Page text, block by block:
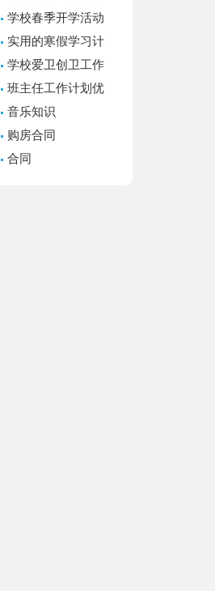
汇编五篇
学校春季开学活动
方案
实用的寒假学习计
划模板汇总九篇
学校爱卫创卫工作
计划
班主任工作计划优
秀音乐知识
购房合同
合同